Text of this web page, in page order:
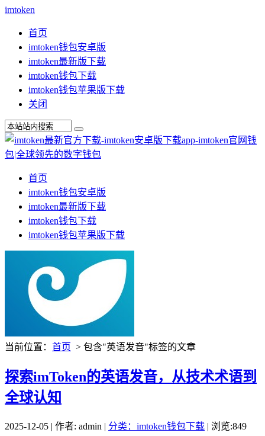
imtoken
首页
imtoken钱包安卓版
imtoken最新版下载
imtoken钱包下载
imtoken钱包苹果版下载
关闭
首页
imtoken钱包安卓版
imtoken最新版下载
imtoken钱包下载
imtoken钱包苹果版下载
当前位置： 首页 > 包含"英语发音"标签的文章
探索imToken的英语发音，从技术术语到
全球认知
2025-12-05 | 作者: admin | 分类：imtoken钱包下载 | 浏览:849